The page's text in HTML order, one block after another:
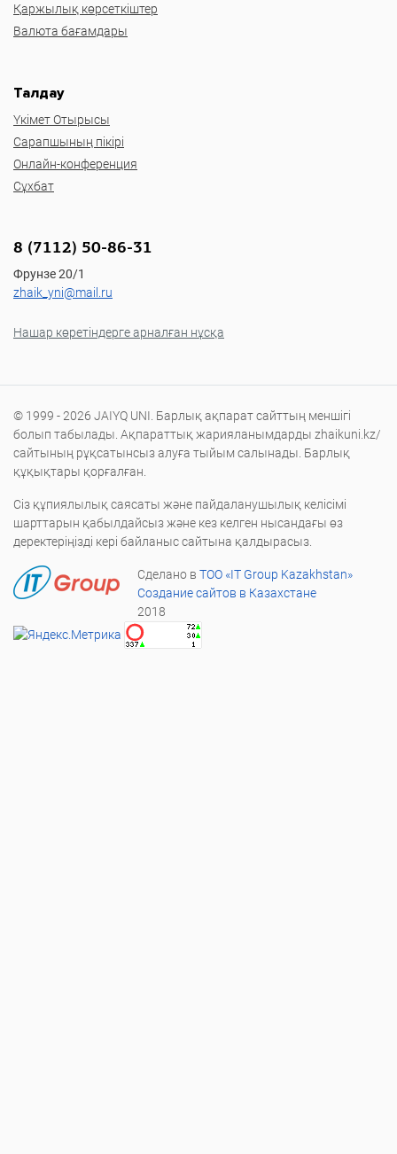
Қаржылық көрсеткіштер
Валюта бағамдары
Талдау
Үкімет Отырысы
Сарапшының пікірі
Онлайн-конференция
Сұхбат
8 (7112) 50-86-31
Фрунзе 20/1
zhaik_yni@mail.ru
Нашар көретіндерге арналған нұсқа
© 1999 - 2026 JAIYQ UNI. Барлық ақпарат сайттың меншігі
болып табылады. Ақпараттық жарияланымдарды zhaikuni.kz/
сайтының рұқсатынсыз алуға тыйым салынады. Барлық
құқықтары қорғалған.
Сіз құпиялылық саясаты және пайдаланушылық келісімі
шарттарын қабылдайсыз және кез келген нысандағы өз
деректеріңізді кері байланыс сайтына қалдырасыз.
Сделано в ТОО «IT Group Kazakhstan»
Создание сайтов в Казахстане
2018